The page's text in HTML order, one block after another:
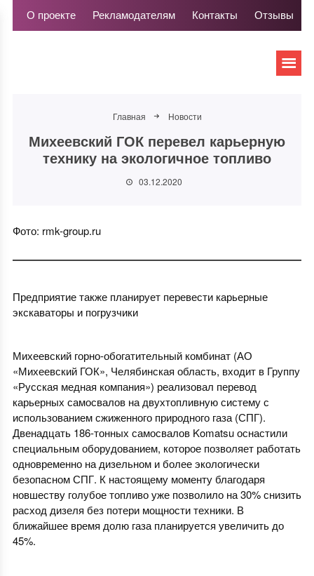
О проекте Рекламодателям Контакты Отзывы
Главная Новости
Михеевский ГОК перевел карьерную
технику на экологичное топливо
03.12.2020
Фото: rmk-group.ru
Предприятие также планирует перевести карьерные
экскаваторы и погрузчики
Михеевский горно-обогатительный комбинат (АО
«Михеевский ГОК», Челябинская область, входит в Группу
«Русская медная компания») реализовал перевод
карьерных самосвалов на двухтопливную систему с
использованием сжиженного природного газа (СПГ).
Двенадцать 186-тонных самосвалов Komatsu оснастили
специальным оборудованием, которое позволяет работать
одновременно на дизельном и более экологически
безопасном СПГ. К настоящему моменту благодаря
новшеству голубое топливо уже позволило на 30% снизить
расход дизеля без потери мощности техники. В
ближайшее время долю газа планируется увеличить до
45%.